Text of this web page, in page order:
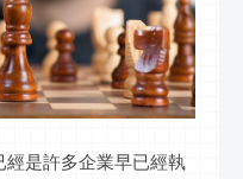
是許多企業早已經執